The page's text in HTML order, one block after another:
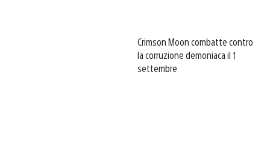
Crimson Moon combatte contro
la corruzione demoniaca il 1
settembre